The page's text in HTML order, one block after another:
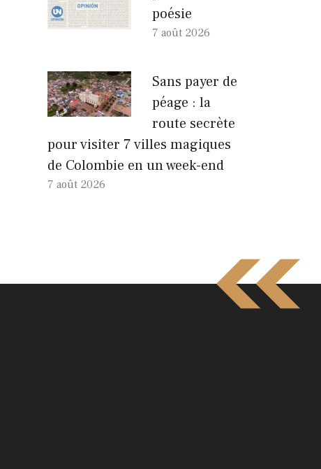
poésie
7 août 2026
Sans payer de
péage : la
route secrète
pour visiter 7 villes magiques
de Colombie en un week-end
7 août 2026